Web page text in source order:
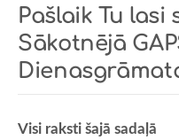
Pašlaik Tu
Sākotnējā
Visi raksti šajā sadaļā